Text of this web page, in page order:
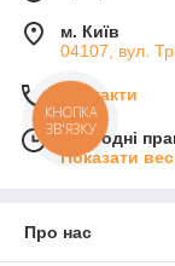
м. Київ
04107, вул.
Контакти
Сьогодні
Показати
Про нас
КНОПКА
ЗВ'ЯЗКУ